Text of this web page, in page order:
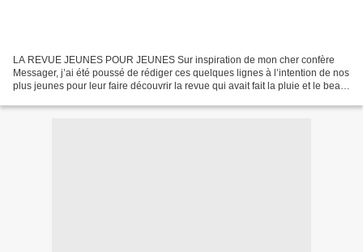
LA REVUE JEUNES POUR JEUNES Sur inspiration de mon cher confère
Messager, j’ai été poussé de rédiger ces quelques lignes à l’intention de nos
plus jeunes pour leur faire découvrir la revue qui avait fait la pluie et le beau